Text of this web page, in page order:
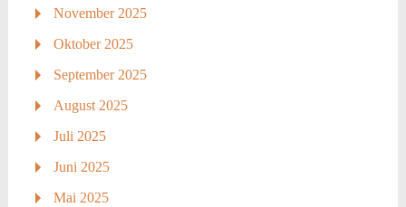
November 2025
Oktober 2025
September 2025
August 2025
Juli 2025
Juni 2025
Mai 2025